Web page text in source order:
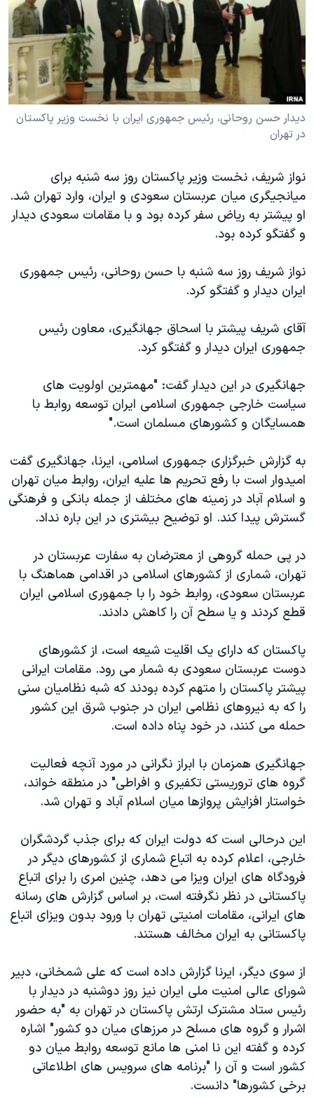
فرهنگ و زندگی
حقوق شهروندی
اقتصادی
علم و فناوری
اسرائیل در جنگ
گالری عکس
انتخابات ریاست جمهوری آمریکا ۲۰۲۴
حمله جمهوری اسلامی به اسرائیل
رمز مهسا
ورزش زنان در ایران
اعتراضات زن، زندگی، آزادی
تریبونال مردمی آبان ۹۸
دادگاه حمید نوری
چهل سال گروگان‌گیری
قانون شفافیت دارائی کادر رهبری ایران
اعتراضات مردمی آبان ۹۸
نرگس محمدی برنده جایزه نوبل صلح
صفحه‌های ویژه
سفر پرزیدنت ترامپ به چین
دنبال کنید
زبانهای مختلف
دیدار حسن روحانی، رئیس جمهوری ایران با نخست وزیر پاکستان
در تهران
نواز شریف، نخست وزیر پاکستان روز سه شنبه برای
میانجیگری میان عربستان سعودی و ایران، وارد تهران شد.
او پیشتر به ریاض سفر کرده بود و با مقامات سعودی دیدار
و گفتگو کرده بود.
نواز شریف روز سه شنبه با حسن روحانی، رئیس جمهوری
ایران دیدار و گفتگو کرد.
آقای شریف پیشتر با اسحاق جهانگیری، معاون رئیس
جمهوری ایران دیدار و گفتگو کرد.
جهانگیری در این دیدار گفت: "مهمترین اولویت های
سیاست خارجی جمهوری اسلامی ایران توسعه روابط با
همسایگان و کشورهای مسلمان است."
به گزارش خبرگزاری جمهوری اسلامی، ایرنا، جهانگیری گفت
امیدوار است با رفع تحریم ها علیه ایران، روابط میان تهران
و اسلام آباد در زمینه های مختلف از جمله بانکی و فرهنگی
گسترش پیدا کند. او توضیح بیشتری در این باره نداد.
در پی حمله گروهی از معترضان به سفارت عربستان در
تهران، شماری از کشورهای اسلامی در اقدامی هماهنگ با
عربستان سعودی، روابط خود را با جمهوری اسلامی ایران
قطع کردند و یا سطح آن را کاهش دادند.
پاکستان که دارای یک اقلیت شیعه است، از کشورهای
دوست عربستان سعودی به شمار می رود. مقامات ایرانی
پیشتر پاکستان را متهم کرده بودند که شبه نظامیان سنی
را که به نیروهای نظامی ایران در جنوب شرق این کشور
حمله می کنند، در خود پناه داده است.
جهانگیری همزمان با ابراز نگرانی در مورد آنچه فعالیت
گروه های تروریستی تکفیری و افراطی" در منطقه خواند،
خواستار افزایش پروازها میان اسلام آباد و تهران شد.
این درحالی است که دولت ایران که برای جذب گردشگران
خارجی، اعلام کرده به اتباع شماری از کشورهای دیگر در
فرودگاه های ایران ویزا می دهد، چنین امری را برای اتباع
پاکستانی در نظر نگرفته است، بر اساس گزارش های رسانه
های ایرانی، مقامات امنیتی تهران با ورود بدون ویزای اتباع
پاکستانی به ایران مخالف هستند.
از سوی دیگر، ایرنا گزارش داده است که علی شمخانی، دبیر
شورای عالی امنیت ملی ایران نیز روز دوشنبه در دیدار با
رئیس ستاد مشترک ارتش پاکستان در تهران به "به حضور
اشرار و گروه های مسلح در مرزهای میان دو کشور" اشاره
کرده و گفته این نا امنی ها مانع توسعه روابط میان دو
کشور است و آن را "برنامه های سرویس های اطلاعاتی
برخی کشورها" دانست.